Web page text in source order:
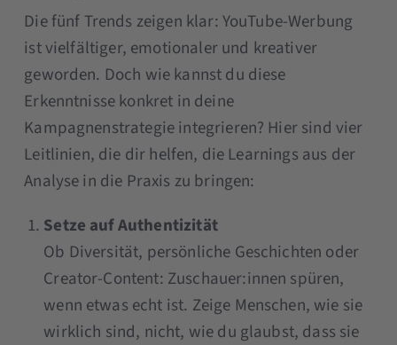
Die fünf Trends zeigen klar: YouTube-Werbung
ist vielfältiger, emotionaler und kreativer
geworden. Doch wie kannst du diese
Erkenntnisse konkret in deine
Kampagnenstrategie integrieren? Hier sind vier
Leitlinien, die dir helfen, die Learnings aus der
Analyse in die Praxis zu bringen:
Setze auf Authentizität
Ob Diversität, persönliche Geschichten oder
Creator-Content: Zuschauer:innen spüren,
wenn etwas echt ist. Zeige Menschen, wie sie
wirklich sind, nicht, wie du glaubst, dass sie